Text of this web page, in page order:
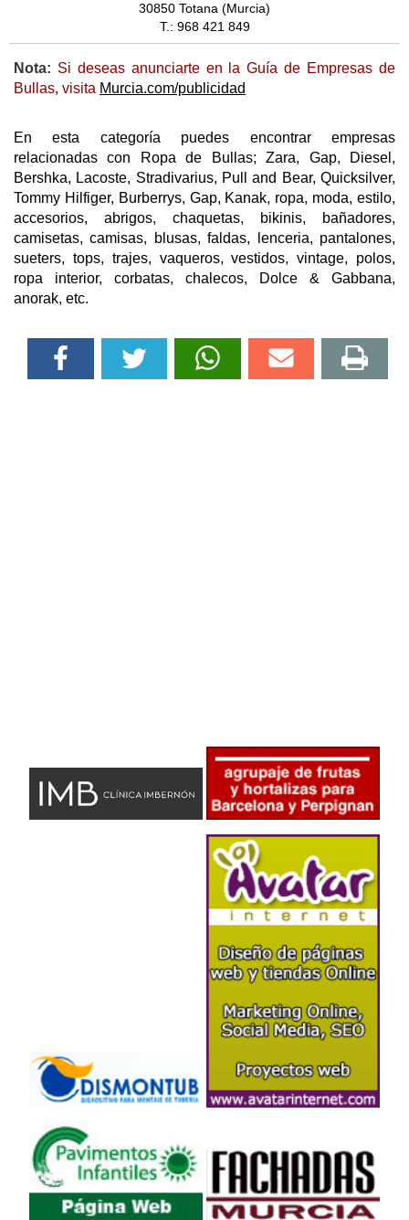
30850 Totana (Murcia)
T.: 968 421 849
Nota: Si deseas anunciarte en la Guía de Empresas de
Bullas, visita Murcia.com/publicidad
En esta categoría puedes encontrar empresas
relacionadas con Ropa de Bullas; Zara, Gap, Diesel,
Bershka, Lacoste, Stradivarius, Pull and Bear, Quicksilver,
Tommy Hilfiger, Burberrys, Gap, Kanak, ropa, moda, estilo,
accesorios, abrigos, chaquetas, bikinis, bañadores,
camisetas, camisas, blusas, faldas, lenceria, pantalones,
sueters, tops, trajes, vaqueros, vestidos, vintage, polos,
ropa interior, corbatas, chalecos, Dolce & Gabbana,
anorak, etc.